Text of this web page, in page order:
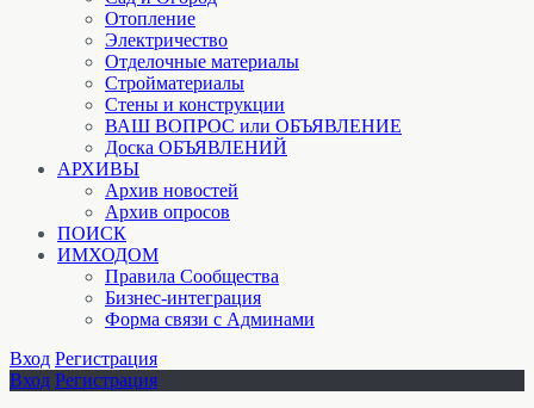
Отопление
Электричество
Отделочные материалы
Стройматериалы
Стены и конструкции
ВАШ ВОПРОС или ОБЪЯВЛЕНИЕ
Доска ОБЪЯВЛЕНИЙ
АРХИВЫ
Архив новостей
Архив опросов
ПОИСК
ИМХОДОМ
Правила Сообщества
Бизнес-интеграция
Форма связи с Админами
Вход Регистрация
Вход Регистрация